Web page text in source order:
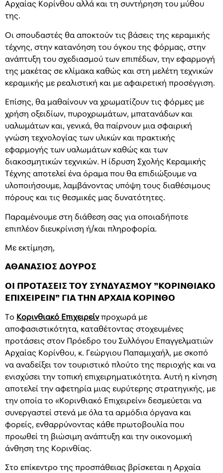
Αρχαίας Κορίνθου αλλά και τη συντήρηση του μύθου
της.
Οι σπουδαστές θα αποκτούν τις βάσεις της κεραμικής
τέχνης, στην κατανόηση του όγκου της φόρμας, στην
ανάπτυξη του σχεδιασμού των επιπέδων, την εφαρμογή
της μακέτας σε κλίμακα καθώς και στη μελέτη τεχνικών
κεραμικής με ρεαλιστική και με αφαιρετική προσέγγιση.
Επίσης, θα μαθαίνουν να χρωματίζουν τις φόρμες με
χρήση οξειδίων, πυροχρωμάτων, μπατανάδων και
υαλωμάτων και, γενικά, θα παίρνουν μια σφαιρική
γνώση τεχνολογίας των υλικών και πρακτικής
εφαρμογής των υαλωμάτων καθώς και των
διακοσμητικών τεχνικών. Η ίδρυση Σχολής Κεραμικής
Τέχνης αποτελεί ένα όραμα που θα επιδιώξουμε να
υλοποιήσουμε, λαμβάνοντας υπόψη τους διαθέσιμους
πόρους και τις θεσμικές μας δυνατότητες.
Παραμένουμε στη διάθεση σας για οποιαδήποτε
επιπλέον διευκρίνιση ή/και πληροφορία.
Με εκτίμηση,
𝝖𝝝𝝖𝝢𝝖𝝨𝝞𝝤𝝨 𝝙𝝤𝝪𝝦𝝤𝝨
𝝤𝝞 𝝥𝝦𝝤𝝩𝝖𝝨𝝚𝝞𝝨 𝝩𝝤𝝪 𝝨𝝪𝝢𝝙𝝪𝝖𝝨𝝡𝝤𝝪 ❞𝝟𝝤𝝦𝝞𝝢𝝝𝝞𝝖𝝟𝝤
𝝚𝝥𝝞𝝬𝝚𝝞𝝦𝝚𝝞𝝢❞ 𝝘𝝞𝝖 𝝩𝝜𝝢 𝝖𝝦𝝬𝝖𝝞𝝖 𝝟𝝤𝝦𝝞𝝢𝝝𝝤
Το Κορινθιακό Επιχειρείνπροχωρά με
αποφασιστικότητα, καταθέτοντας στοχευμένες
προτάσεις στον Πρόεδρο του Συλλόγου Επαγγελματιών
Αρχαίας Κορίνθου, κ. Γεώργιου Παπαμιχαήλ, με σκοπό
να αναδείξει τον τουριστικό πλούτο της περιοχής και να
ενισχύσει την τοπική επιχειρηματικότητα. Αυτή η κίνηση
αποτελεί την αφετηρία μιας ευρύτερης στρατηγικής, με
την οποία το «Κορινθιακό Επιχειρείν» δεσμεύεται να
συνεργαστεί στενά με όλα τα αρμόδια όργανα και
φορείς, ενθαρρύνοντας κάθε πρωτοβουλία που
προωθεί τη βιώσιμη ανάπτυξη και την οικονομική
άνθηση της Κορινθίας.
Στο επίκεντρο της προσπάθειας βρίσκεται η Αρχαία